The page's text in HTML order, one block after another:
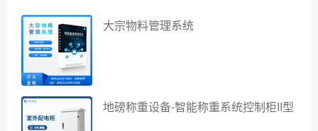
大宗物料管理系统
地磅称重设备-智能称重系统控制柜II型